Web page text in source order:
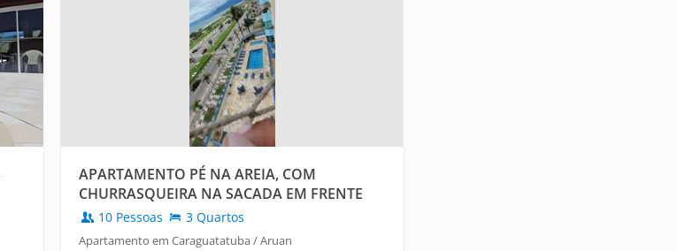
APARTAMENTO PÉ NA AREIA, COM
CHURRASQUEIRA NA SACADA EM FRENTE
AO MAR
10 Pessoas 3 Quartos
Apartamento em Caraguatatuba / Aruan